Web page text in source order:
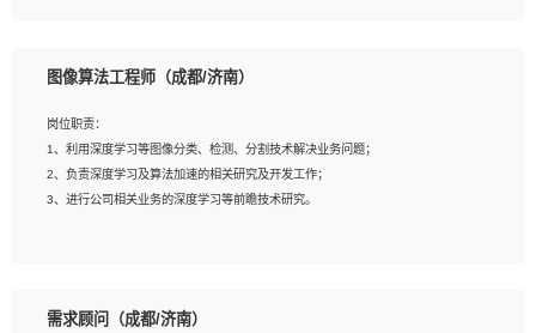
研发管理流程建设经验；
种常用框架和技术Springboot、Shiro、springcloud等；熟悉Linux常用命令和了解
常用脚本语言，较丰富的线上系统运维经验，复杂问题排查思路清晰。
相关的解决方案，包括视频分析、图像识别、NLP、OCR、机器学习等；
AI算法框架，对人脸识别、目标检测、图像识别、OCR、NLP等AI算法有深刻理
解。具有AI平台级产品/解决方案从业经验者优先。具有大数据技术背景者优先；
6、具备良好的客户意识与沟通能力，善于学习思考、创新与团队协作，认真负责、
执行力与抗压力强。
图像算法工程师（成都/济南）
岗位职责：
1、利用深度学习等图像分类、检测、分割技术解决业务问题；
2、负责深度学习及算法加速的相关研究及开发工作；
3、进行公司相关业务的深度学习等前瞻技术研究。
2、2年以上图像处理开发经验，熟悉python和spark开发；
需求顾问（成都/济南）